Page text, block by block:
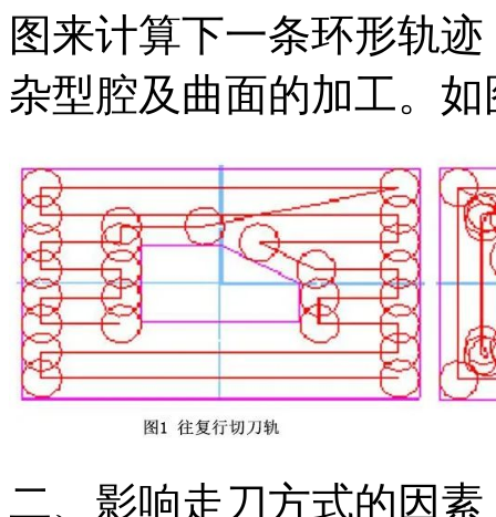
图来计算下一条环形轨
杂型腔及曲面的加工。
二、影响走刀方式的因素